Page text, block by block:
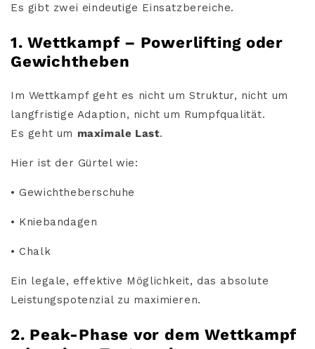
Es gibt zwei eindeutige Einsatzbereiche.
1. Wettkampf – Powerlifting oder
Gewichtheben
Im Wettkampf geht es nicht um Struktur, nicht um
langfristige Adaption, nicht um Rumpfqualität.
Es geht um maximale Last.
Hier ist der Gürtel wie:
• Gewichtheberschuhe
• Kniebandagen
• Chalk
Ein legale, effektive Möglichkeit, das absolute
Leistungspotenzial zu maximieren.
2. Peak-Phase vor dem Wettkampf